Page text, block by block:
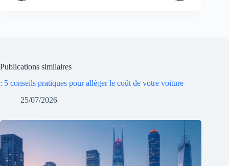
Publications similaires
: 5 conseils pratiques pour alléger le coût de votre voiture
25/07/2026